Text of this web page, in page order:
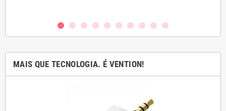
MAIS QUE TECNOLOGIA. É VENTION!